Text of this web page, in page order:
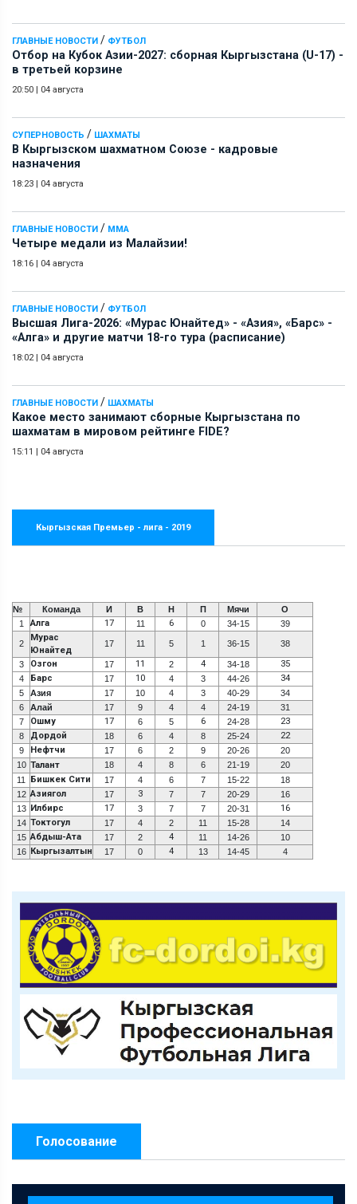
ГЛАВНЫЕ НОВОСТИ / ФУТБОЛ
Отбор на Кубок Азии-2027: сборная Кыргызстана (U-17) -
в третьей корзине
20:50 | 04 августа
СУПЕРНОВОСТЬ / ШАХМАТЫ
В Кыргызском шахматном Союзе - кадровые
назначения
18:23 | 04 августа
ГЛАВНЫЕ НОВОСТИ / ММА
Четыре медали из Малайзии!
18:16 | 04 августа
ГЛАВНЫЕ НОВОСТИ / ФУТБОЛ
Высшая Лига-2026: «Мурас Юнайтед» - «Азия», «Барс» -
«Алга» и другие матчи 18-го тура (расписание)
18:02| 04 августа
ГЛАВНЫЕ НОВОСТИ / ШАХМАТЫ
Какое место занимают сборные Кыргызстана по
шахматам в мировом рейтинге FIDE?
15:11 | 04 августа
Кыргызская Премьер - лига - 2019
№ Команда И В Н П Мячи
О
1
Алга 17 11 6 0 34-15 39
2
Мурас
Юнайтед
17 11 5 1 36-15 38
3 Озгон 17 11 2 4 34-18 35
4 Барс 17 10 4 3 44-26 34
5 Азия 17 10 4 3 40-29
34
6
Алай 17 9 4 4 24-19
31
7
Ошму 17 6 5 6 24-28 23
8 Дордой 18 6 4 8 25-24 22
9 Нефтчи 17 6 2 9 20-26
20
10 Талант 18 4 8 6 21-19
20
11
Бишкек Сити 17 4 6 7 15-22
18
12 Азиягол 17 3 7 7 20-29
16
13 Илбирс 17 3 7 7 20-31 16
14 Токтогул 17 4 2 11 15-28
14
15 Абдыш-Ата 17 2 4 11 14-26
10
16 Кыргызалтын 17 0 4 13 14-45 4
Голосование